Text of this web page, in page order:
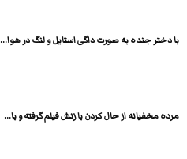
با دختر جنده به صورت داگی استایل و لنگ در هوا...
مرده مخفیانه از حال کردن با زنش فیلم گرفته و با...